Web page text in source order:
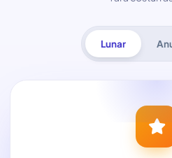
Lunar